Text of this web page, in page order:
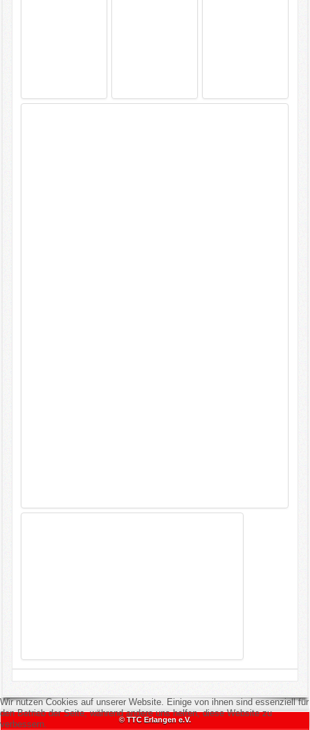
© TTC Erlangen e.V.
Wir nutzen Cookies auf unserer Website. Einige von ihnen sind essenziell für
den Betrieb der Seite, während andere uns helfen, diese Website zu
verbessern.